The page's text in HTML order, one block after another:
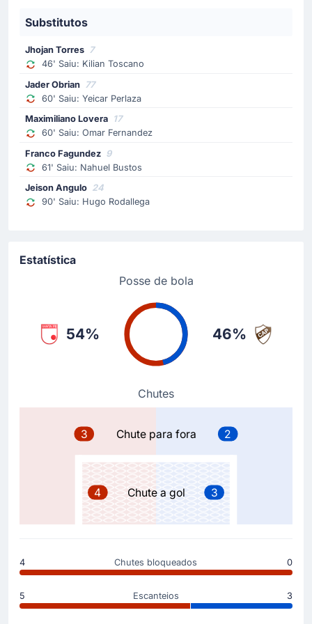
79'
Guido Mainero
Guido Mainero do CA Platense viu Cristian Garay
mostrar-lhe um cartão amarelo.
73' Gol !
Augusto Diego Lotti
Gol! Augusto Lotti reduz a desvantagem para 2 - 1
no Estádio Nemesio Camacho El Campin.
Hugo Rodallega Martinez arremata certeiro e a
equipe da casa aumenta a vantagem para um
confortável 2 - 0. Jader Obrian fez o passe para o 2
Leonardo Heredia
Franco Maximiliano Amarfil .
Substituição
Augusto Diego Lotti
Substituição
Franco Misael Fagundez Rosa
Substitutos
Jhojan Torres 7
46' Saiu: Kilian Toscano
Jader Obrian 77
60' Saiu: Yeicar Perlaza
Maximiliano Lovera 17
60' Saiu: Omar Fernandez
Franco Fagundez 9
61' Saiu: Nahuel Bustos
Jeison Angulo 24
90' Saiu: Hugo Rodallega
Estatística
Posse de bola
54% 46%
Chutes
3 Chute para fora 2
4 Chute a gol 3
4 Chutes bloqueados 0
5 Escanteios 3